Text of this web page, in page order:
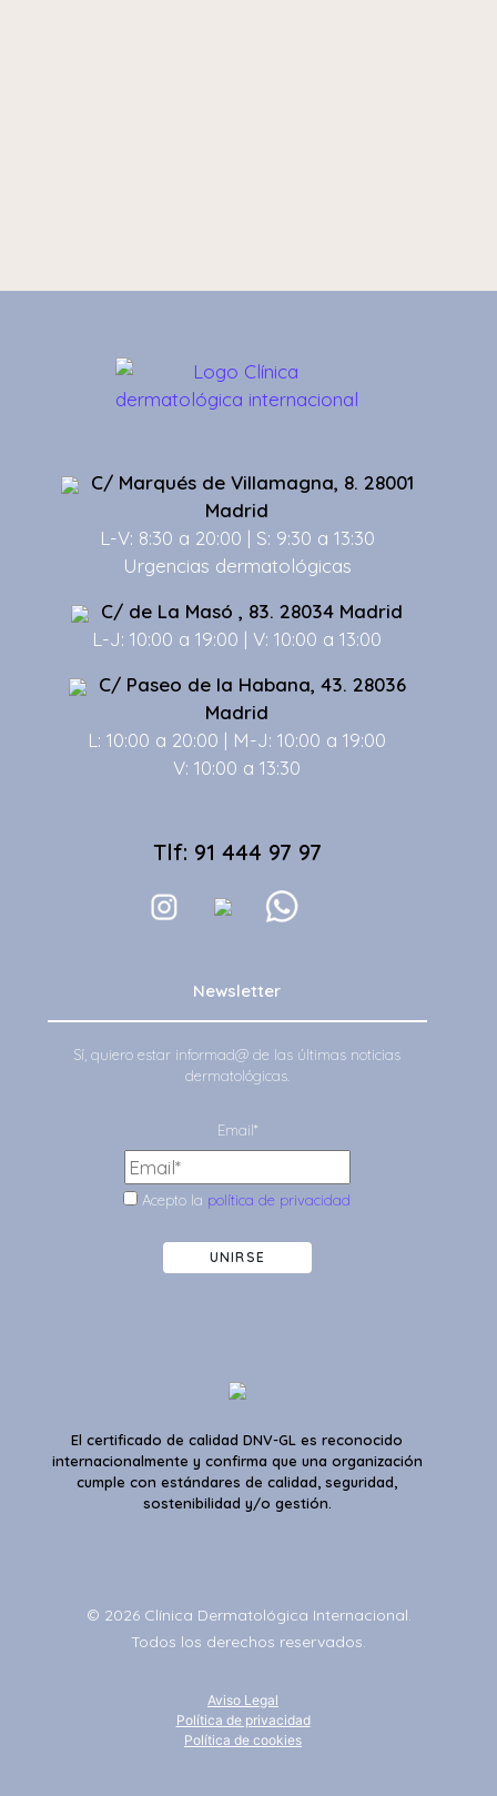
C/ Marqués de Villamagna, 8. 28001
Madrid
L-V: 8:30 a 20:00 | S: 9:30 a 13:30
Urgencias dermatológicas
C/ de La Masó , 83. 28034 Madrid
L-J: 10:00 a 19:00 | V: 10:00 a 13:00
C/ Paseo de la Habana, 43. 28036
Madrid
L: 10:00 a 20:00 | M-J: 10:00 a 19:00
V: 10:00 a 13:30
Tlf: 91 444 97 97
Newsletter
Sí, quiero estar informad@ de las últimas noticias
dermatológicas.
Email*
Acepto la política de privacidad
UNIRSE
El certificado de calidad DNV-GL es reconocido
internacionalmente y confirma que una organización
cumple con estándares de calidad, seguridad,
sostenibilidad y/o gestión.
© 2026 Clínica Dermatológica Internacional.
Todos los derechos reservados.
Aviso Legal
Política de privacidad
Política de cookies